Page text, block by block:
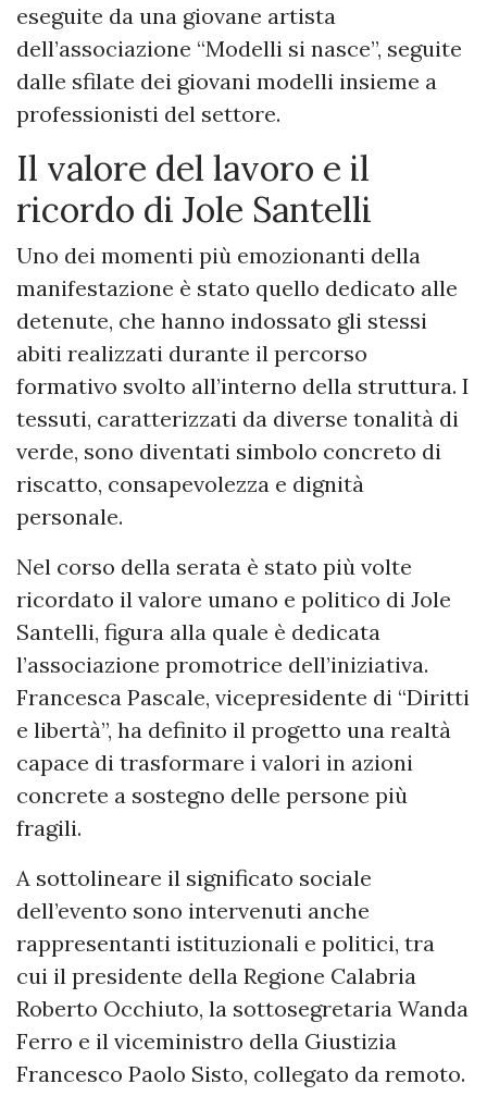
eseguite da una giovane artista
dell’associazione “Modelli si nasce”, seguite
dalle sfilate dei giovani modelli insieme a
professionisti del settore.
Il valore del lavoro e il
ricordo di Jole Santelli
Uno dei momenti più emozionanti della
manifestazione è stato quello dedicato alle
detenute, che hanno indossato gli stessi
abiti realizzati durante il percorso
formativo svolto all’interno della struttura. I
tessuti, caratterizzati da diverse tonalità di
verde, sono diventati simbolo concreto di
riscatto, consapevolezza e dignità
personale.
Nel corso della serata è stato più volte
ricordato il valore umano e politico di Jole
Santelli, figura alla quale è dedicata
l’associazione promotrice dell’iniziativa.
Francesca Pascale, vicepresidente di “Diritti
e libertà”, ha definito il progetto una realtà
capace di trasformare i valori in azioni
concrete a sostegno delle persone più
fragili.
A sottolineare il significato sociale
dell’evento sono intervenuti anche
rappresentanti istituzionali e politici, tra
cui il presidente della Regione Calabria
Roberto Occhiuto, la sottosegretaria Wanda
Ferro e il viceministro della Giustizia
Francesco Paolo Sisto, collegato da remoto.